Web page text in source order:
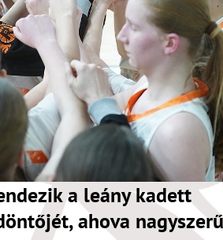
a leány kadett
ahova nagyszerű